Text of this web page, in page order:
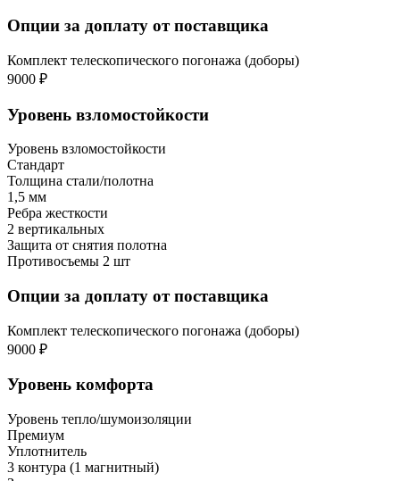
Опции за доплату от поставщика
Комплект телескопического погонажа (доборы)
9000 ₽
Уровень взломостойкости
Уровень взломостойкости
Стандарт
Толщина стали/полотна
1,5 мм
Ребра жесткости
2 вертикальных
Защита от снятия полотна
Противосъемы 2 шт
Опции за доплату от поставщика
Комплект телескопического погонажа (доборы)
9000 ₽
Уровень комфорта
Уровень тепло/шумоизоляции
Премиум
Уплотнитель
3 контура (1 магнитный)